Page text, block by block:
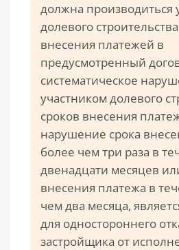
должна производиться
долевого
внесения платежей в
предусмотренный
систематическое
участником долевого
сроков внесения
нарушение срока
более чем три раза в
двенадцати месяцев
внесения платежа в
чем два месяца,
для одностороннего
застройщика от